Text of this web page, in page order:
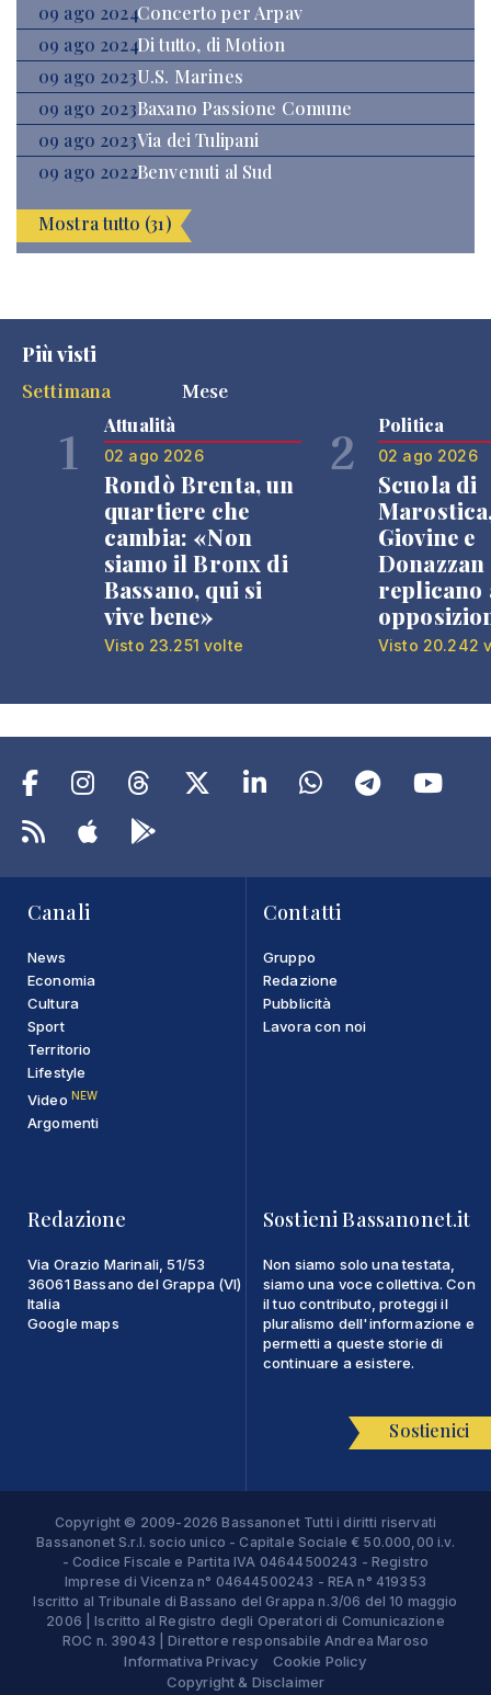
09 ago 2024Concerto per Arpav
09 ago 2024Di tutto, di Motion
09 ago 2023U.S. Marines
09 ago 2023Baxano Passione Comune
09 ago 2023Via dei Tulipani
09 ago 2022Benvenuti al Sud
Mostra tutto (31)
Più visti
Settimana
Mese
1 Attualità
02 ago 2026
Rondò Brenta, un
quartiere che
cambia: «Non
siamo il Bronx di
Bassano, qui si
vive bene»
Visto 23.251 volte
2 Politica
02 ago 2026
Scuola di
Giovine e
Donazzan
replicano
Visto 20.242
Canali
News
Economia
Cultura
Sport
Territorio
Lifestyle
Video NEW
Argomenti
Contatti
Gruppo
Redazione
Pubblicità
Lavora con noi
Redazione
Via Orazio Marinali, 51/53
36061 Bassano del Grappa (VI)
Italia
Google maps
Sostieni Bassanonet.it
Non siamo solo una testata,
siamo una voce collettiva. Con
il tuo contributo, proteggi il
pluralismo dell'informazione e
permetti a queste storie di
continuare a esistere.
Sostienici
Copyright © 2009-2026 Bassanonet Tutti i diritti riservati
Bassanonet S.r.l. socio unico - Capitale Sociale € 50.000,00 i.v.
- Codice Fiscale e Partita IVA 04644500243 - Registro
Imprese di Vicenza n° 04644500243 - REA n° 419353
Iscritto al Tribunale di Bassano del Grappa n.3/06 del 10 maggio
2006 | Iscritto al Registro degli Operatori di Comunicazione
ROC n. 39043 | Direttore responsabile Andrea Maroso
Informativa Privacy
Cookie Policy
Copyright & Disclaimer